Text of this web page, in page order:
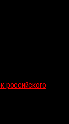
российского